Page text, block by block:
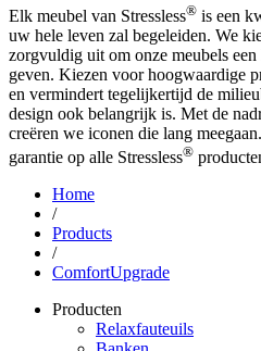
Elk meubel van Stressless® is een
uw hele leven zal begeleiden. We
zorgvuldig uit om onze meubels
geven. Kiezen voor hoogwaardige
en vermindert tegelijkertijd de
design ook belangrijk is. Met de
creëren we iconen die lang
garantie op alle Stressless®
Home
/
Products
/
ComfortUpgrade
Producten
Relaxfauteuils